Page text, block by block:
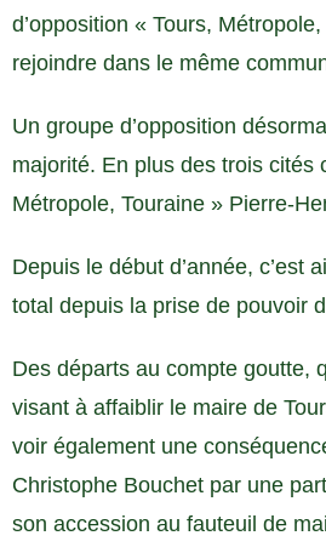
d’opposition « Tours,
rejoindre dans le même
Un groupe d’opposition
majorité. En plus des trois cités
Métropole, Touraine » Pierre-
Depuis le début d’année,
total depuis la prise de pouvoir
Des départs au compte goutte,
visant à affaiblir le maire de
voir également une
Christophe Bouchet par une
son accession au fauteuil de